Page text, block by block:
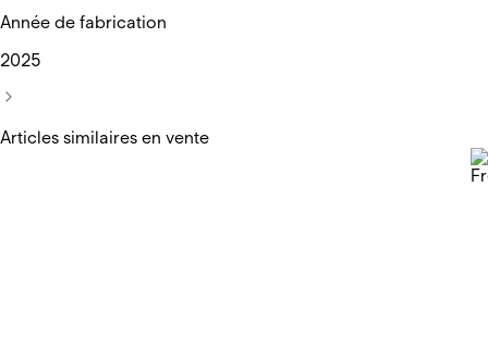
Année de fabrication
2025
Articles similaires en vente